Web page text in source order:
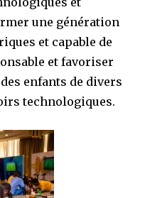
une génération
et capable de
et favoriser
enfants de divers
technologiques.